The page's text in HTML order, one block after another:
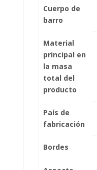
Cuerpo de
barro
Material
principal en
la masa
total del
producto
País de
fabricación
Bordes